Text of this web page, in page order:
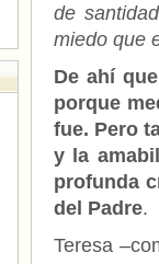
de
miedo que
De ahí
porque
fue. Pero
y la
profunda
del Padre.
Teresa